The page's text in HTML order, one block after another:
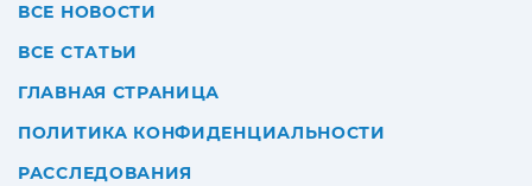
ВСЕ НОВОСТИ
ВСЕ СТАТЬИ
ГЛАВНАЯ СТРАНИЦА
ПОЛИТИКА КОНФИДЕНЦИАЛЬНОСТИ
РАССЛЕДОВАНИЯ